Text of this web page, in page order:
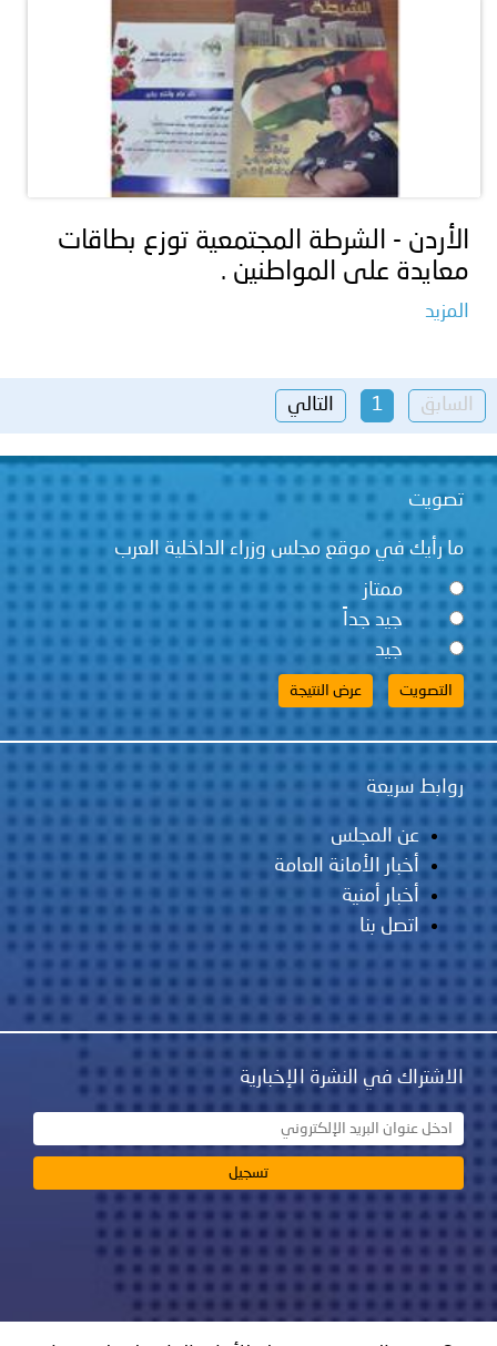
الأردن - الشرطة المجتمعية توزع بطاقات
معايدة على المواطنين .
المزيد
السابق 1 التالي
تصويت
ما رأيك في موقع مجلس وزراء الداخلية العرب
ممتاز
جيد جداً
جيد
روابط سريعة
عن المجلس
أخبار الأمانة العامة
أخبار أمنية
اتصل بنا
الاشتراك في النشرة الإخبارية